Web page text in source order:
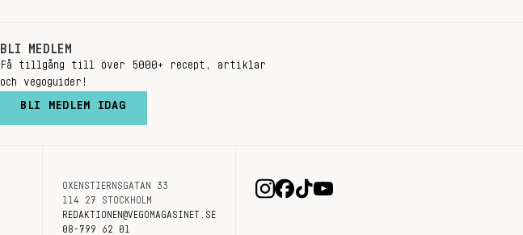
BLI MEDLEM
Få tillgång till över 5000+ recept, artiklar
och vegoguider!
BLI MEDLEM IDAG
OXENSTIERNSGATAN 33
114 27 STOCKHOLM
REDAKTIONEN@VEGOMAGASINET.SE
08-799 62 01